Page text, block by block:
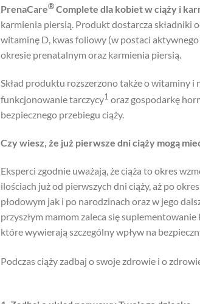
PrenaCare®Complete dla kobiet w ciąży i
karmienia piersią. Produkt dostarcza składniki
witaminę D, kwas foliowy (w postaci
okresie prenatalnym oraz karmienia piersią.
Skład produktu rozszerzono także o witaminy
funkcjonowanie tarczycy1 oraz gospodarkę
bezpiecznego przebiegu ciąży.
Czy wiesz, że już pierwsze dni ciąży mogą
Eksperci zgodnie uważają, że ciąża to okres
ilościach już od pierwszych dni ciąży, aż po
płodowym jak i po narodzinach oraz w jego
przyszłym mamom zaleca się
które wywierają szczególny wpływ na
Podczas ciąży zadbaj o swoje zdrowie i o